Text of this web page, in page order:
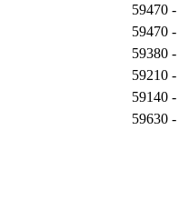
59470 -
59470 -
59380 -
59210 -
59140 -
59630 -